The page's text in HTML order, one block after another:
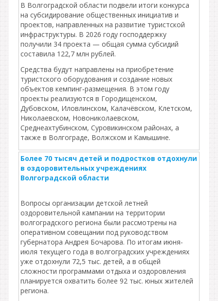
В Волгоградской области подвели итоги конкурса
на субсидирование общественных инициатив и
проектов, направленных на развитие туристской
инфраструктуры. В 2026 году господдержку
получили 34 проекта — общая сумма субсидий
составила 122,7 млн рублей.
Средства будут направлены на приобретение
туристского оборудования и создание новых
объектов кемпинг‑размещения. В этом году
проекты реализуются в Городищенском,
Дубовском, Иловлинском, Калачёвском, Клетском,
Николаевском, Новониколаевском,
Среднеахтубинском, Суровикинском районах, а
также в Волгограде, Волжском и Камышине.
Более 70 тысяч детей и подростков отдохнули
в оздоровительных учреждениях
Волгоградской области
Вопросы организации детской летней
оздоровительной кампании на территории
волгоградского региона были рассмотрены на
оперативном совещании под руководством
губернатора Андрея Бочарова. По итогам июня-
июля текущего года в волгоградских учреждениях
уже отдохнули 72,5 тыс. детей, а в общей
сложности программами отдыха и оздоровления
планируется охватить более 92 тыс. юных жителей
региона.